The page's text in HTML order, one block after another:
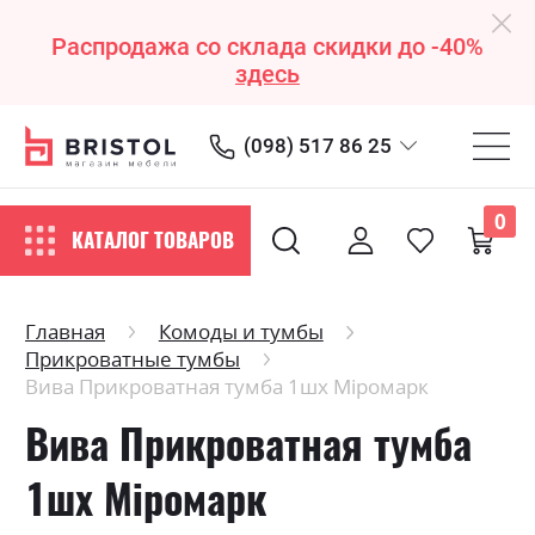
Распродажа со склада скидки до -40%
здесь
(098) 517 86 25
КАТАЛОГ ТОВАРОВ
0
Главная
Комоды и тумбы
Прикроватные тумбы
Вива Прикроватная тумба 1шх Міромарк
Вива Прикроватная тумба
1шх Міромарк